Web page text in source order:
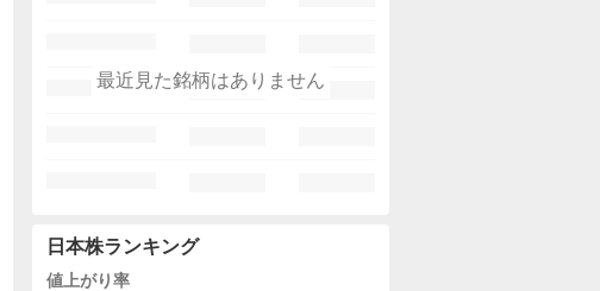
最近見た銘柄はありません
日本株ランキング
値上がり率